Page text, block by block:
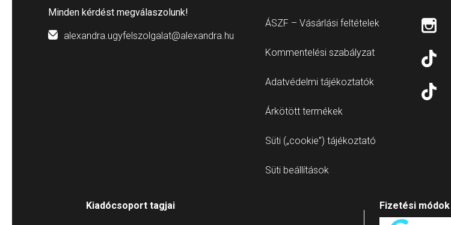
Minden kérdést megválaszolunk!
alexandra.ugyfelszolgalat@alexandra.hu
ÁSZF – Vásárlási feltételek
Kommentelési szabályzat
Adatvédelmi tájékoztatók
Árkötött termékek
Süti („cookie”) tájékoztató
Süti beállítások
Kiadócsoport tagjai Fizetési módok